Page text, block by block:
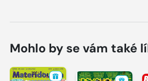
Mohlo by se vám také